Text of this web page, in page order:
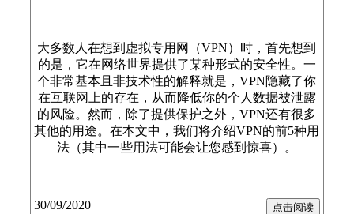
大多数人在想到虚拟专用网（VPN）时，首先想到
的是，它在网络世界提供了某种形式的安全性。一
个非常基本且非技术性的解释就是，VPN隐藏了你
在互联网上的存在，从而降低你的个人数据被泄露
的风险。然而，除了提供保护之外，VPN还有很多
其他的用途。在本文中，我们将介绍VPN的前5种用
法（其中一些用法可能会让您感到惊喜）。
30/09/2020 点击阅读